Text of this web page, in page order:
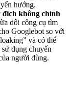
hướng.
đích không chính
dối công cụ tìm
Googlebot so với
và có thể
dụng chuyển
người dùng.